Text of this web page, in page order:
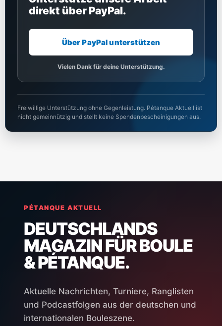
direkt über PayPal.
Über PayPal unterstützen
Vielen Dank für deine Unterstützung.
Freiwillige Unterstützung ohne Gegenleistung. Pétanque Aktuell ist
nicht gemeinnützig und stellt keine Spendenbescheinigungen aus.
PÉTANQUE AKTUELL
DEUTSCHLANDS
MAGAZIN FÜR BOULE
& PÉTANQUE.
Aktuelle Nachrichten, Turniere, Ranglisten
und Podcastfolgen aus der deutschen und
internationalen Bouleszene.